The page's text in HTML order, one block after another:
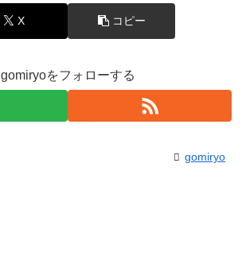
X コピー
gomiryoをフォローする
gomiryo